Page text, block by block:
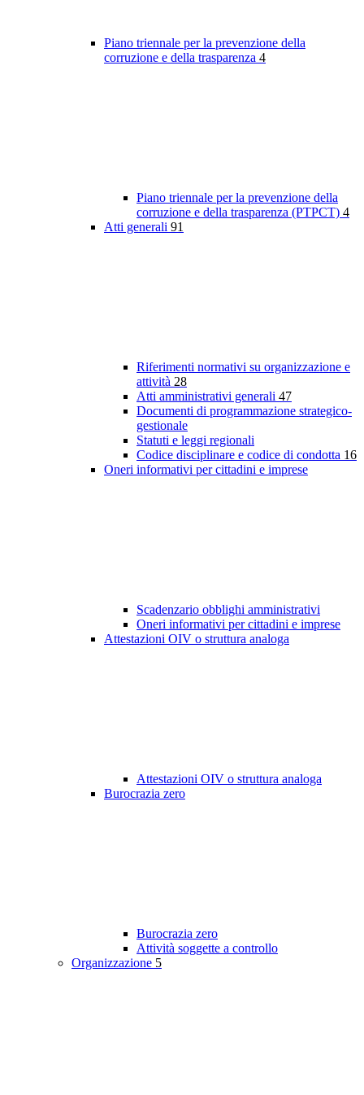
Piano triennale per la prevenzione della
corruzione e della trasparenza 4
Piano triennale per la prevenzione della
corruzione e della trasparenza (PTPCT) 4
Atti generali 91
Riferimenti normativi su organizzazione e
attività 28
Atti amministrativi generali 47
Documenti di programmazione strategico-
gestionale
Statuti e leggi regionali
Codice disciplinare e codice di condotta 16
Oneri informativi per cittadini e imprese
Scadenzario obblighi amministrativi
Oneri informativi per cittadini e imprese
Attestazioni OIV o struttura analoga
Attestazioni OIV o struttura analoga
Burocrazia zero
Burocrazia zero
Attività soggette a controllo
Organizzazione 5